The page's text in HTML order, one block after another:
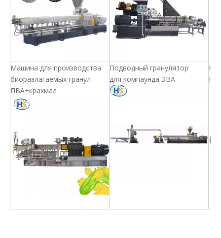
Машина для производства
биоразлагаемых гранул
ПВА+крахмал
Подводный гранулятор
для компаунда ЭВА